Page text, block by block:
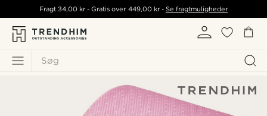
Søg
Fragt34,00 kr - Gratis over 449,00 kr- Se fragtmuligheder